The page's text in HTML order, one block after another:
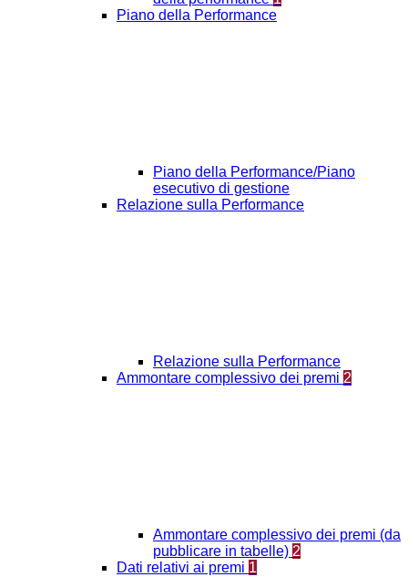
Piano della Performance
Piano della Performance/Piano
esecutivo di gestione
Relazione sulla Performance
Relazione sulla Performance
Ammontare complessivo dei premi 2
Ammontare complessivo dei premi (da
pubblicare in tabelle) 2
Dati relativi ai premi 1